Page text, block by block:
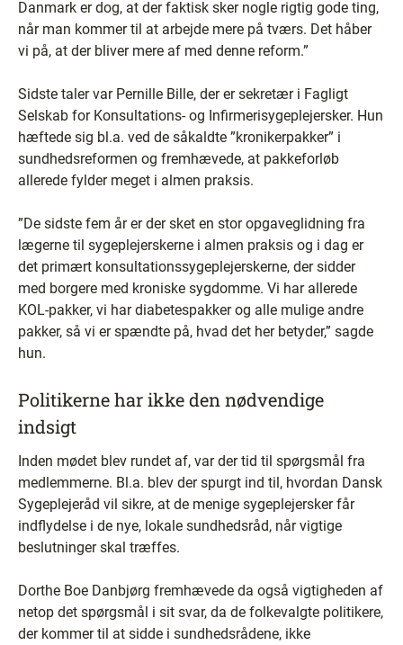
Danmark er dog, at der faktisk sker nogle rigtig gode ting,
når man kommer til at arbejde mere på tværs. Det håber
vi på, at der bliver mere af med denne reform.”
Sidste taler var Pernille Bille, der er sekretær i Fagligt
Selskab for Konsultations- og Infirmerisygeplejersker. Hun
hæftede sig bl.a. ved de såkaldte ”kronikerpakker” i
sundhedsreformen og fremhævede, at pakkeforløb
allerede fylder meget i almen praksis.
”De sidste fem år er der sket en stor opgaveglidning fra
lægerne til sygeplejerskerne i almen praksis og i dag er
det primært konsultationssygeplejerskerne, der sidder
med borgere med kroniske sygdomme. Vi har allerede
KOL-pakker, vi har diabetespakker og alle mulige andre
pakker, så vi er spændte på, hvad det her betyder,” sagde
hun.
Politikerne har ikke den nødvendige
indsigt
Inden mødet blev rundet af, var der tid til spørgsmål fra
medlemmerne. Bl.a. blev der spurgt ind til, hvordan Dansk
Sygeplejeråd vil sikre, at de menige sygeplejersker får
indflydelse i de nye, lokale sundhedsråd, når vigtige
beslutninger skal træffes.
Dorthe Boe Danbjørg fremhævede da også vigtigheden af
netop det spørgsmål i sit svar, da de folkevalgte politikere,
der kommer til at sidde i sundhedsrådene, ikke